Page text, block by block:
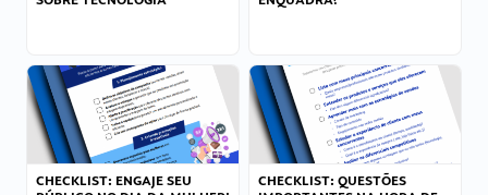
CHECKLIST: ENGAJE SEU
CHECKLIST: QUESTÕES